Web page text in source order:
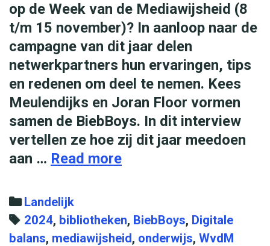
op de Week van de Mediawijsheid (8
t/m 15 november)? In aanloop naar de
campagne van dit jaar delen
netwerkpartners hun ervaringen, tips
en redenen om deel te nemen. Kees
Meulendijks en Joran Floor vormen
samen de BiebBoys. In dit interview
vertellen ze hoe zij dit jaar meedoen
aan … Read more
o
e
C
a
t
Landelijk
T
a
2024, bibliotheken, BiebBoys, Digitale
balans, mediawijsheid, onderwijs, WvdM